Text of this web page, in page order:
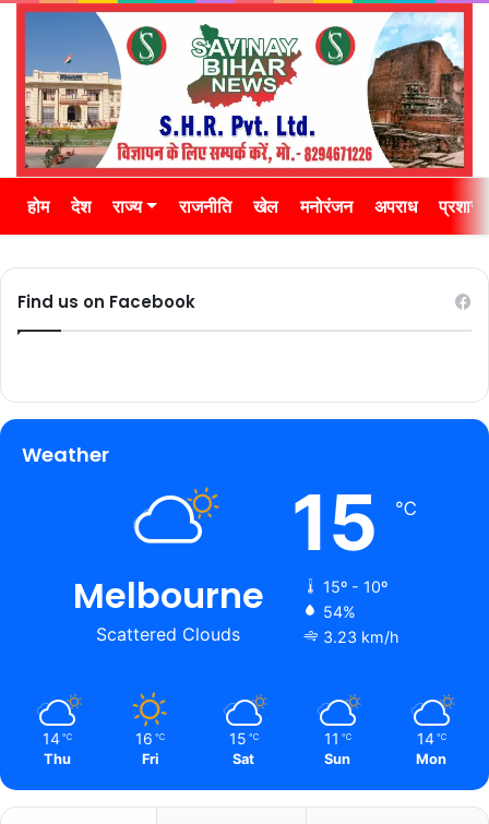
होम देश राज्य राजनीति खेल मनोरंजन अपराध
Find us on Facebook
Weather
Melbourne
Scattered Clouds
15 ℃
15º - 10º
54%
3.23 km/h
14 ℃
Thu
16 ℃
Fri
15 ℃
Sat
11 ℃
Sun
14 ℃
Mon